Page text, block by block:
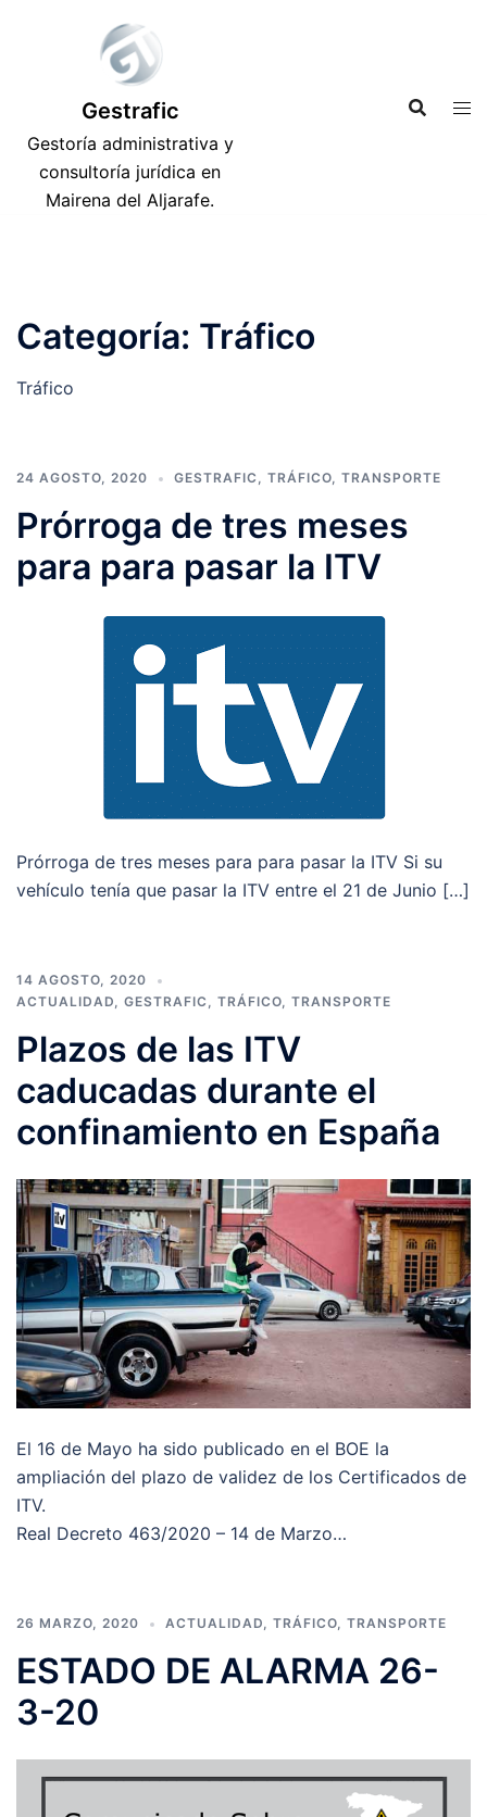
Gestrafic
Gestoría administrativa y
consultoría jurídica en
Mairena del Aljarafe.
Categoría: Tráfico
Tráfico
24 AGOSTO, 2020 GESTRAFIC , TRÁFICO, TRANSPORTE
Prórroga de tres meses
para para pasar la ITV
Prórroga de tres meses para para pasar la ITV Si su
vehículo tenía que pasar la ITV entre el 21 de Junio […]
14 AGOSTO, 2020
ACTUALIDAD, GESTRAFIC , TRÁFICO, TRANSPORTE
Plazos de las ITV
caducadas durante el
confinamiento en España
El 16 de Mayo ha sido publicado en el BOE la
ampliación del plazo de validez de los Certificados de
ITV.
Real Decreto 463/2020 – 14 de Marzo…
26 MARZO, 2020 ACTUALIDAD, TRÁFICO, TRANSPORTE
ESTADO DE ALARMA 26-
3-20